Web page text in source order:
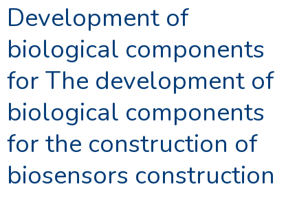
Development of
biological components
for The development of
biological components
for the construction of
biosensors construction